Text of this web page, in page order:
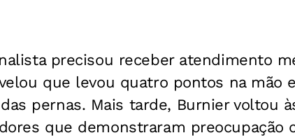
precisou receber atendimento
que levou quatro pontos na mão
pernas. Mais tarde, Burnier voltou
que demonstraram preocupação